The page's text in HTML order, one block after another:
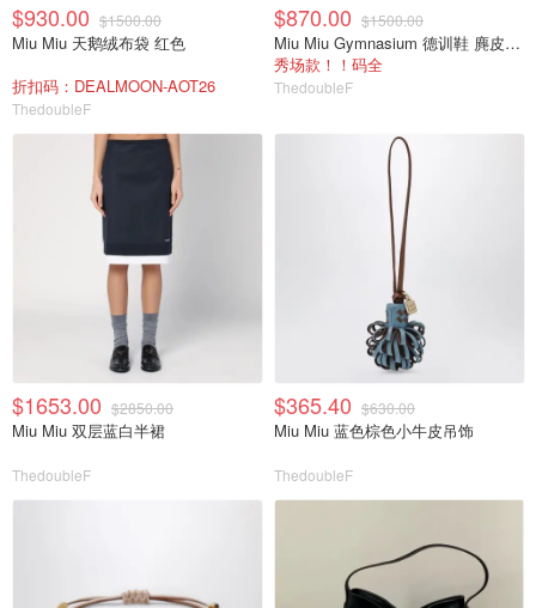
$930.00 $1500.00
Miu Miu 天鹅绒布袋 红色
折扣码：DEALMOON-AOT26
ThedoubleF
$870.00 $1500.00
Miu Miu Gymnasium 德训鞋 麂皮拼接
秀场款！！码全
ThedoubleF
$1653.00 $2850.00
Miu Miu 双层蓝白半裙
ThedoubleF
$365.40 $630.00
Miu Miu 蓝色棕色小牛皮吊饰
ThedoubleF